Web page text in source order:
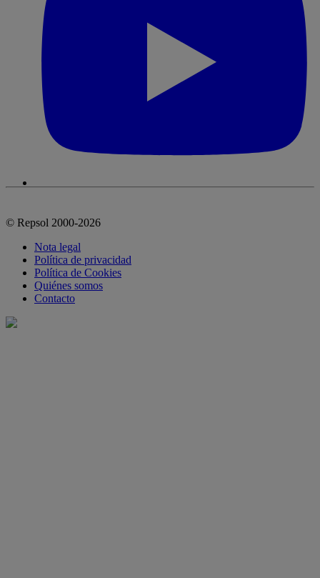
© Repsol 2000-2026
Nota legal
Política de privacidad
Política de Cookies
Quiénes somos
Contacto